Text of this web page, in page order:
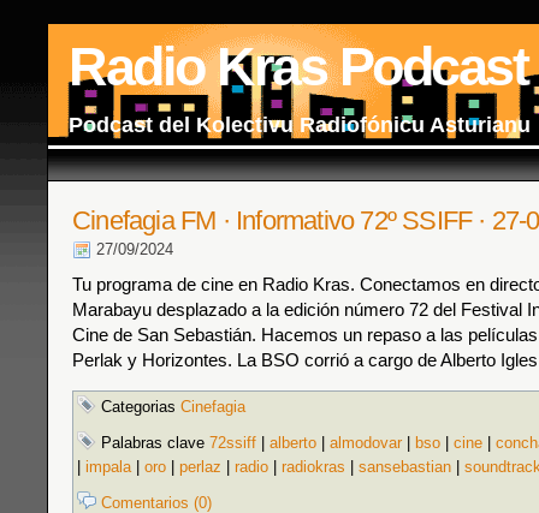
Radio Kras Podcast
Podcast del Kolectivu Radiofónicu Asturianu
Cinefagia FM · Informativo 72º SSIFF · 27-
27/09/2024
Tu programa de cine en Radio Kras. Conectamos en
Marabayu desplazado a la edición número 72 del Festival
Cine de San Sebastián. Hacemos un repaso a las
Perlak y Horizontes. La BSO corrió a cargo de Alberto
Categorias Cinefagia
Palabras clave 72ssiff alberto almodovar bso cine
impala| oro perlaz radio radiokras sansebastian
Comentarios (0)